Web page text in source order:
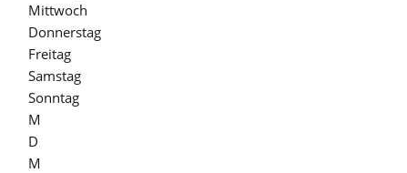
Mittwoch
Donnerstag
Freitag
Samstag
Sonntag
M
D
M